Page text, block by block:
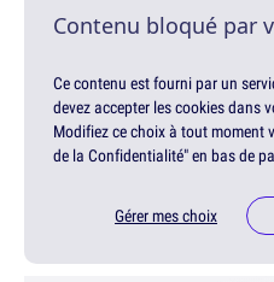
Contenu bloqué par
Ce contenu est fourni par un
devez accepter les cookies dans
Modifiez ce choix à tout moment
de la Confidentialité" en bas de
Gérer mes choix